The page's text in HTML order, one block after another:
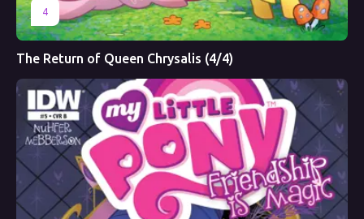
4
The Return of Queen Chrysalis (4/4)